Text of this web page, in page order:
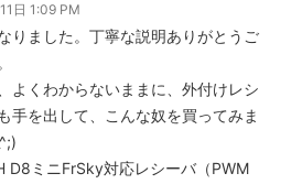
日 1:09 PM
りました。丁寧な説明ありがとうご
よくわからないままに、外付けレシ
手を出して、こんな奴を買ってみま
D8ミニFrSky対応レシーバ（PWM